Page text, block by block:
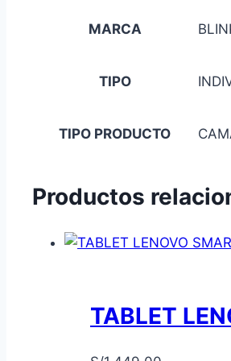
MARCA
TIPO
TIPO PRODUCTO
Productos
TABLET